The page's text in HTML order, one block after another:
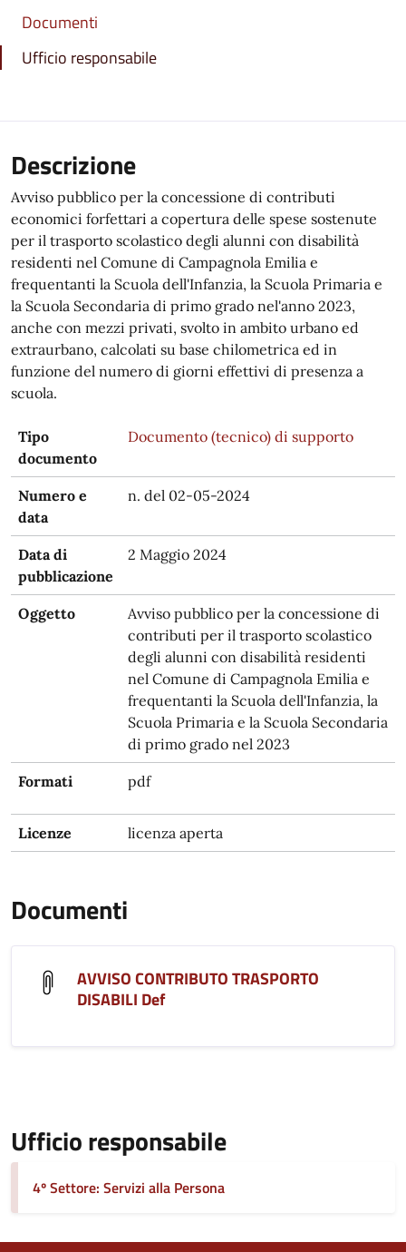
Documenti
Ufficio responsabile
Descrizione
Avviso pubblico per la concessione di contributi
economici forfettari a copertura delle spese sostenute
per il trasporto scolastico degli alunni con disabilità
residenti nel Comune di Campagnola Emilia e
frequentanti la Scuola dell'Infanzia, la Scuola Primaria e
la Scuola Secondaria di primo grado nel'anno 2023,
anche con mezzi privati, svolto in ambito urbano ed
extraurbano, calcolati su base chilometrica ed in
funzione del numero di giorni effettivi di presenza a
scuola.
Tipo
documento
Documento (tecnico) di supporto
Numero e
data
n. del 02-05-2024
Data di
pubblicazione
2 Maggio 2024
Oggetto
Avviso pubblico per la concessione di
contributi per il trasporto scolastico
degli alunni con disabilità residenti
nel Comune di Campagnola Emilia e
frequentanti la Scuola dell'Infanzia, la
Scuola Primaria e la Scuola Secondaria
di primo grado nel 2023
Formati pdf
Licenze licenza aperta
Documenti
AVVISO CONTRIBUTO TRASPORTO
DISABILI Def
Ufficio responsabile
4º Settore: Servizi alla Persona